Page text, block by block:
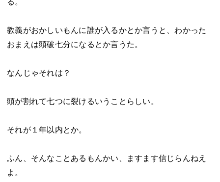
教義がおかしいもんに誰が入るかとか言うと、わかった
おまえは頭破七分になるとか言うた。
なんじゃそれは？
頭が割れて七つに裂けるいうことらしい。
それが１年以内とか。
ふん、そんなことあるもんかい、ますます信じらんねえ
よ。